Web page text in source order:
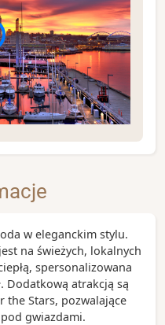
Sound i otoczone
Pike Place
nad wodą. Seattle
odkrywania piękna
rozpoznawalny symbol
widoki na Seattle
w eleganckim stylu.
na świeżych, lokalnych
spersonalizowana
Dodatkową atrakcją są
the Stars, pozwalające
gwiazdami.